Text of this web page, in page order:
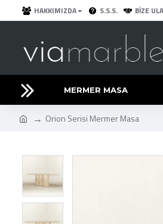
HAKKIMIZDA S.S.S. BIZE
MERMER MASA
Orion Serisi Mermer Masa